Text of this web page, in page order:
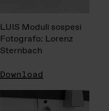
LUIS Moduli sospesi
Fotografo: Lorenz
Sternbach
Download